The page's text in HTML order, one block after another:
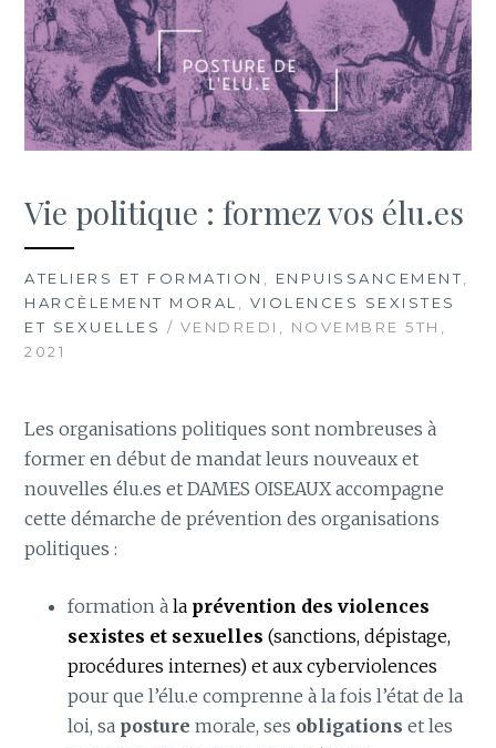
Vie politique : formez vos élu.es
ATELIERS ET FORMATION ENPUISSANCEMENT
HARCÈLEMENT MORAL
VIOLENCES SEXISTES
ET SEXUELLES / VENDREDI, NOVEMBRE 5TH,
2021
Les organisations politiques sont nombreuses à
former en début de mandat leurs nouveaux et
nouvelles élu.es et DAMES OISEAUX accompagne
cette démarche de prévention des organisations
politiques :
formation à la prévention des violences
sexistes et sexuelles (sanctions, dépistage,
procédures internes) et aux cyberviolences
pour que l’élu.e comprenne à la fois l’état de la
loi, sa posture morale, ses obligations et les